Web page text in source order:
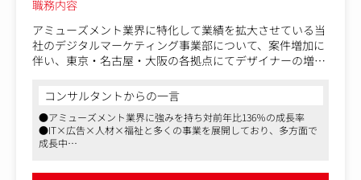
現時点で全てを経験していなくても、入社から半年～1年
を目処にできるようになっていただきたいと考えていま
す。
・ナショナルクライアントのWebサイト制作
・サービス立ち上げに伴う、ロゴ・サイト・パンフレッ
ト・撮影・ガイドライン作成
・ブランドリニューアルに伴う、キービジュアル作成・パ
ンフレットの刷新
職務内容
アミューズメント業界に特化して業績を拡大させている当
社のデジタルマーケティング事業部について、案件増加に
伴い、東京・名古屋・大阪の各拠点にてデザイナーの増員
現在は、東京本社に2名の体制で、パートナー企業と連携
しながら対応していますが、よりスピード感を持って案件
対応を進めるため、内製化を強化します。
Instagram、LINE、TikTok、YouTubeなど、SNSを中心とし
コンサルタントからの一言
●アミューズメント業界に強みを持ち対前年比136％の成長率
●IT×広告×人材×福祉と多くの事業を展開しており、多方面で
成長中